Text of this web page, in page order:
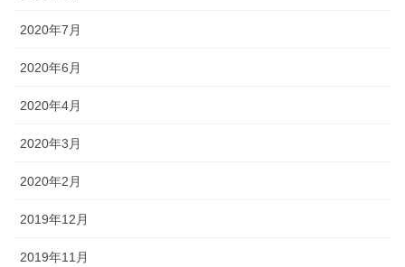
2020年7月
2020年6月
2020年4月
2020年3月
2020年2月
2019年12月
2019年11月